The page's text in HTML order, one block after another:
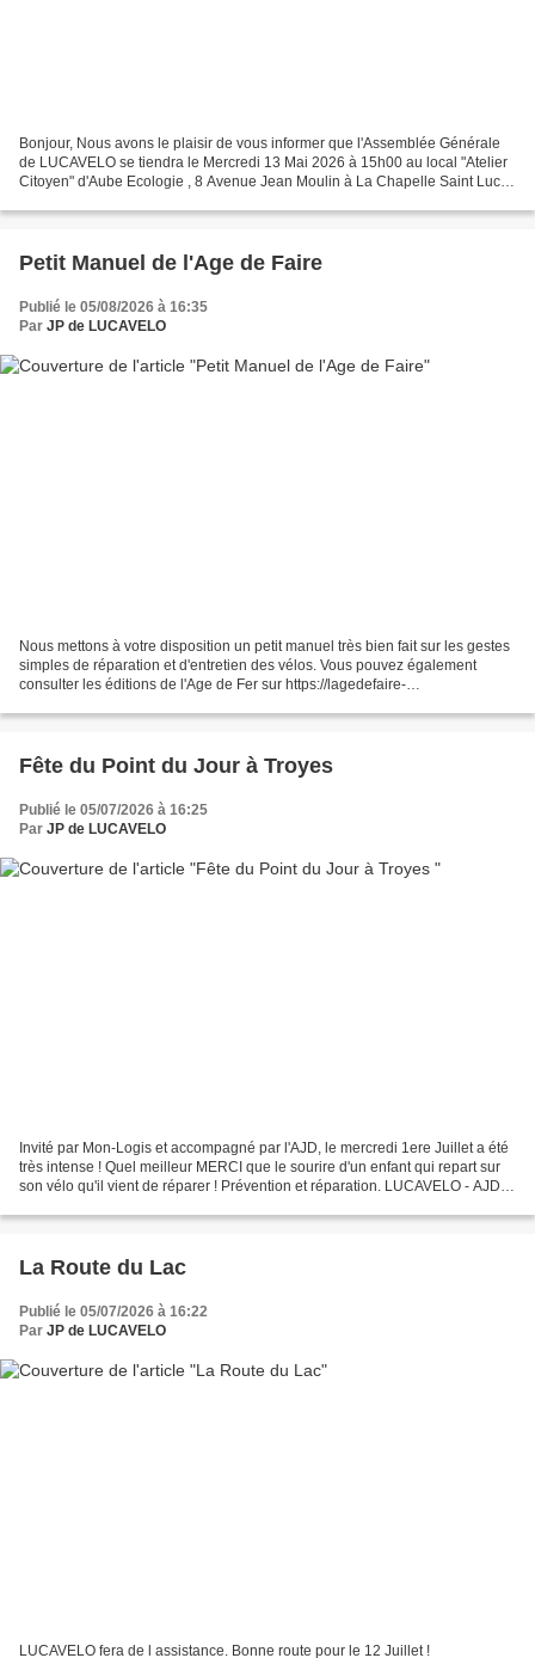
Bonjour, Nous avons le plaisir de vous informer que l'Assemblée Générale
de LUCAVELO se tiendra le Mercredi 13 Mai 2026 à 15h00 au local "Atelier
Citoyen" d'Aube Ecologie , 8 Avenue Jean Moulin à La Chapelle Saint Luc.
Petit Manuel de l'Age de Faire
Publié le 05/08/2026 à 16:35
Par JP de LUCAVELO
Nous mettons à votre disposition un petit manuel très bien fait sur les gestes
simples de réparation et d'entretien des vélos. Vous pouvez également
consulter les éditions de l'Age de Fer sur https://lagedefaire-
Fête du Point du Jour à Troyes
Publié le 05/07/2026 à 16:25
Par JP de LUCAVELO
Invité par Mon-Logis et accompagné par l'AJD, le mercredi 1ere Juillet a été
très intense ! Quel meilleur MERCI que le sourire d'un enfant qui repart sur
son vélo qu'il vient de réparer ! Prévention et réparation. LUCAVELO - AJD -
La Route du Lac
Publié le 05/07/2026 à 16:22
Par JP de LUCAVELO
LUCAVELO fera de l assistance. Bonne route pour le 12 Juillet !